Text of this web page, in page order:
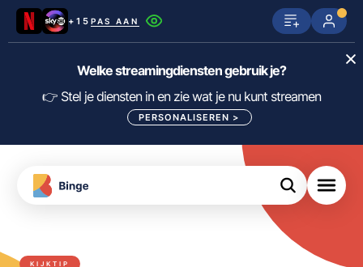
+15 PAS AAN
Netflix SkyShowtime Prime Video
Disney+ Videoland HBO Max
Viaplay Apple TV
KIJK
Welke streamingdiensten gebruik je?
👉 Stel je diensten in en zie wat je nu kunt streamen
PERSONALISEREN >
KIJKTIP